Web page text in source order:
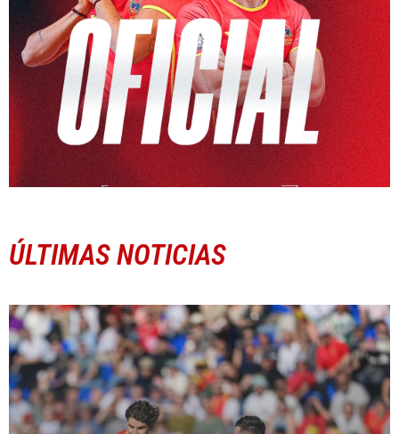
ÚLTIMAS NOTICIAS